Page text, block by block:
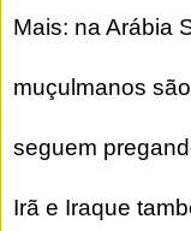
Mais: na Arábia
muçulmanos
seguem
Irã e Iraque